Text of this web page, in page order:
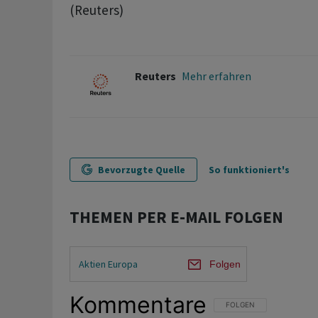
(Reuters)
Reuters Mehr erfahren
Bevorzugte Quelle So funktioniert's
THEMEN PER E-MAIL FOLGEN
Aktien Europa Folgen
Kommentare FOLGE DIESER
FOLGEN